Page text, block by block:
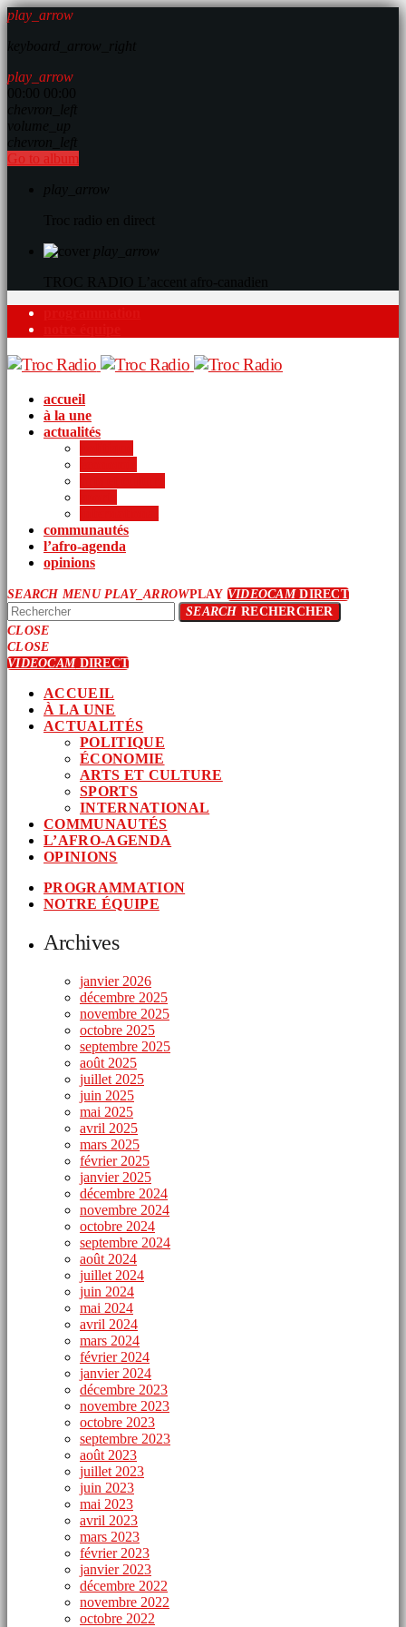
play_arrow
play_arrow
Go to album
accueil
à la une
actualités
communautés
l’afro-agenda
opinions
SEARCH MENU PLAY_ARROWPLAY VIDEOCAMDIRECT
SEARCHRECHERCHER
CLOSE
CLOSE
VIDEOCAMDIRECT
ACCUEIL
À LA UNE
ACTUALITÉS
POLITIQUE
ÉCONOMIE
ARTS ET CULTURE
SPORTS
INTERNATIONAL
COMMUNAUTÉS
L’AFRO-AGENDA
OPINIONS
PROGRAMMATION
NOTRE ÉQUIPE
Archives
janvier 2026
décembre 2025
novembre 2025
octobre 2025
septembre 2025
août 2025
juillet 2025
juin 2025
mai 2025
avril 2025
mars 2025
février 2025
janvier 2025
décembre 2024
novembre 2024
octobre 2024
septembre 2024
août 2024
juillet 2024
juin 2024
mai 2024
avril 2024
mars 2024
février 2024
janvier 2024
décembre 2023
novembre 2023
octobre 2023
septembre 2023
août 2023
juillet 2023
juin 2023
mai 2023
avril 2023
mars 2023
février 2023
janvier 2023
décembre 2022
novembre 2022
octobre 2022